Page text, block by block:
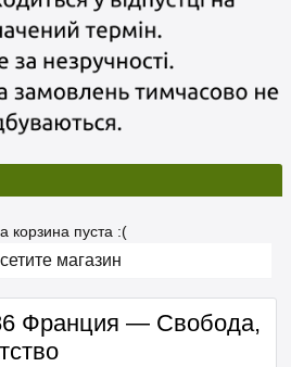
корзина пуста :(
магазин
Франция — Свобода,